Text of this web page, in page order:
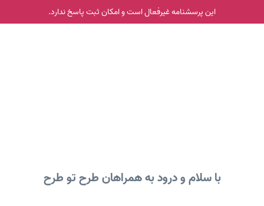
این پرسشنامه غیر‌فعال است و امکان ثبت پاسخ ندارد.
با سلام و درود به همراهان طرح تو طرح